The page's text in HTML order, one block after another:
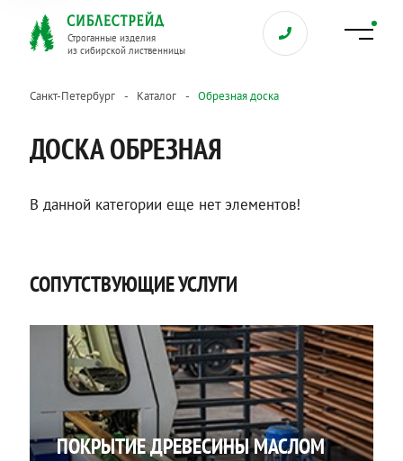
Строганные изделия
из сибирской лиственницы
Санкт-Петербург Каталог Обрезная доска
ДОСКА ОБРЕЗНАЯ
В данной категории еще нет элементов!
СОПУТСТВУЮЩИЕ УСЛУГИ
ПОКРЫТИЕ ДРЕВЕСИНЫ МАСЛОМ